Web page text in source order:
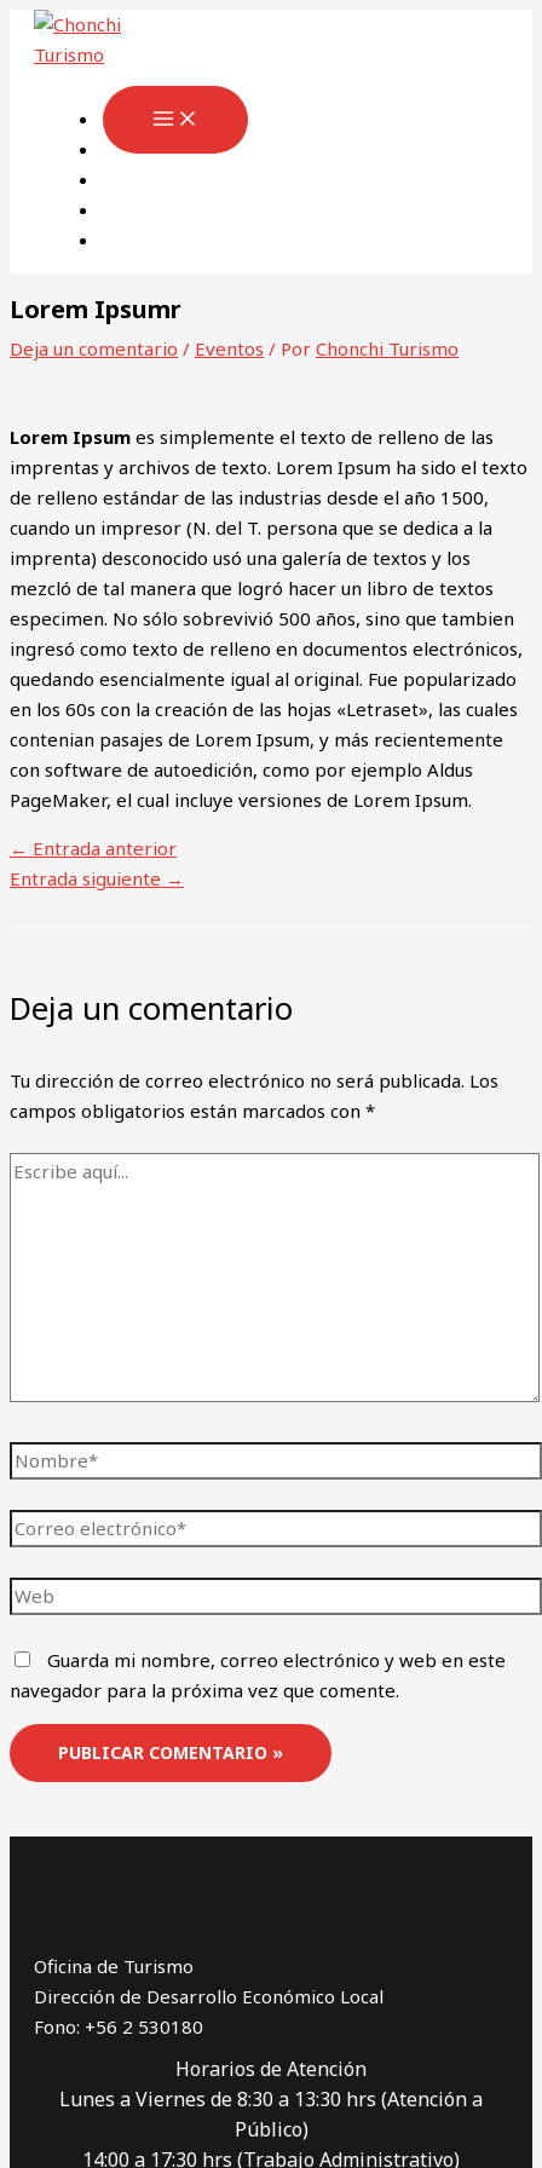
Lorem Ipsumr
Deja un comentario / Eventos / Por Chonchi Turismo
Lorem Ipsum es simplemente el texto de relleno de las
imprentas y archivos de texto. Lorem Ipsum ha sido el texto
de relleno estándar de las industrias desde el año 1500,
cuando un impresor (N. del T. persona que se dedica a la
imprenta) desconocido usó una galería de textos y los
mezcló de tal manera que logró hacer un libro de textos
especimen. No sólo sobrevivió 500 años, sino que tambien
ingresó como texto de relleno en documentos electrónicos,
quedando esencialmente igual al original. Fue popularizado
en los 60s con la creación de las hojas «Letraset», las cuales
contenian pasajes de Lorem Ipsum, y más recientemente
con software de autoedición, como por ejemplo Aldus
PageMaker, el cual incluye versiones de Lorem Ipsum.
← Entrada anterior
Entrada siguiente →
Deja un comentario
Tu dirección de correo electrónico no será publicada. Los
campos obligatorios están marcados con *
Escribe
aquí...
Nombre*
Correo
electrónico*
Web
Guarda mi nombre, correo electrónico y web en este
navegador para la próxima vez que comente.
Oficina de Turismo
Dirección de Desarrollo Económico Local
Fono: +56 2 530180
Horarios de Atención
Lunes a Viernes de 8:30 a 13:30 hrs (Atención a
Público)
14:00 a 17:30 hrs (Trabajo Administrativo)